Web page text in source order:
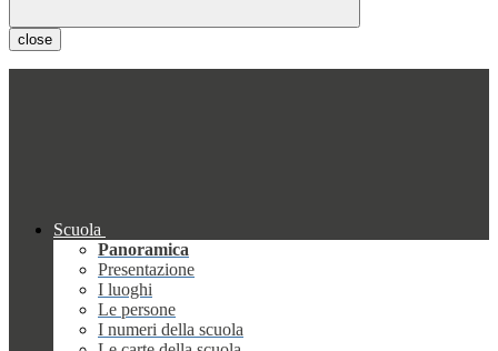
close
Scuola
Panoramica
Presentazione
I luoghi
Le persone
I numeri della scuola